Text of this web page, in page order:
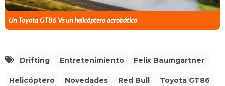
Un Toyota GT86 Vs un helicóptero acrobático
Drifting Entretenimiento Felix Baumgartner
Helicóptero Novedades Red Bull Toyota GT86